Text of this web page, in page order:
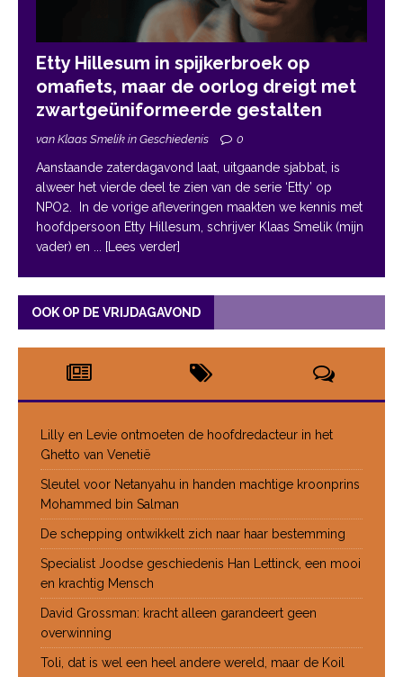
Etty Hillesum in spijkerbroek op
omafiets, maar de oorlog dreigt met
zwartgeüniformeerde gestalten
van Klaas Smelik in Geschiedenis 0
Aanstaande zaterdagavond laat, uitgaande sjabbat, is
alweer het vierde deel te zien van de serie ‘Etty’ op
NPO2. In de vorige afleveringen maakten we kennis met
hoofdpersoon Etty Hillesum, schrijver Klaas Smelik (mijn
vader) en
... [Lees verder]
OOK OP DE VRIJDAGAVOND
Lilly en Levie ontmoeten de hoofdredacteur in het
Ghetto van Venetië
Sleutel voor Netanyahu in handen machtige kroonprins
Mohammed bin Salman
De schepping ontwikkelt zich naar haar bestemming
Specialist Joodse geschiedenis Han Lettinck, een mooi
en krachtig Mensch
David Grossman: kracht alleen garandeert geen
overwinning
Toli, dat is wel een heel andere wereld, maar de Koil